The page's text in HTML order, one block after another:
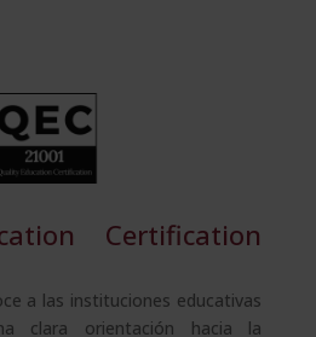
Certification
a las instituciones educativas
clara orientación hacia la